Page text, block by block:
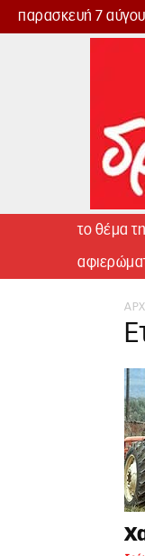
παρασκευή 7
το θέμα